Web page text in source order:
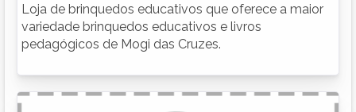
Loja de brinquedos educativos que oferece a maior
variedade brinquedos educativos e livros
pedagógicos de Mogi das Cruzes.